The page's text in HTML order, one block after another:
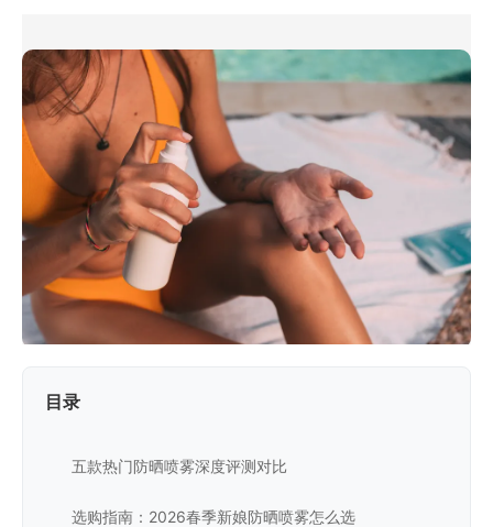
目录
五款热门防晒喷雾深度评测对比
选购指南：2026春季新娘防晒喷雾怎么选